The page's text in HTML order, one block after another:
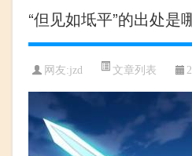
“但见如坻平”的出处是
网友:jzd 文章列表